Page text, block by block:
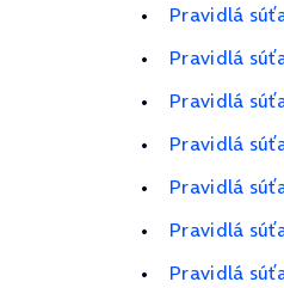
Pravidlá
Pravidlá
Pravidlá
Pravidlá
Pravidlá
Pravidlá
Pravidlá